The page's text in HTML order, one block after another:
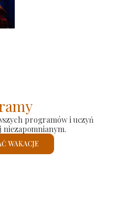
programów i uczyń
niezapomnianym.
WAKACJE